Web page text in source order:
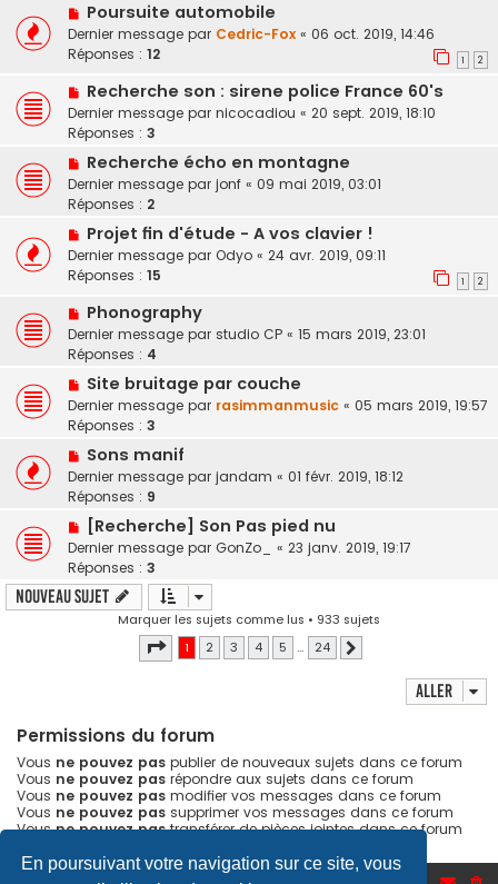
En poursuivant votre navigation sur ce site, vous
Poursuite automobile
Dernier message par Cedric-Fox « 06 oct. 2019, 14:46
Réponses : 12 1 2
Recherche son : sirene police France 60's
Dernier message par nicocadiou « 20 sept. 2019, 18:10
Réponses : 3
Recherche écho en montagne
Dernier message par jonf « 09 mai 2019, 03:01
Réponses : 2
Projet fin d'étude - A vos clavier !
Dernier message par Odyo « 24 avr. 2019, 09:11
Réponses : 15 1 2
Phonography
Dernier message par studio CP « 15 mars 2019, 23:01
Réponses : 4
Site bruitage par couche
Dernier message par rasimmanmusic « 05 mars 2019, 19:57
Réponses : 3
Sons manif
Dernier message par jandam « 01 févr. 2019, 18:12
Réponses : 9
[Recherche] Son Pas pied nu
Dernier message par GonZo_ « 23 janv. 2019, 19:17
Réponses : 3
Nouveau sujet
Marquer les sujets comme lus • 933 sujets
Page
1sur24
1 2 3 4 5 … 24
Aller
Permissions du forum
Vous ne pouvez pas publier de nouveaux sujets dans ce forum
Vous ne pouvez pas répondre aux sujets dans ce forum
Vous ne pouvez pas modifier vos messages dans ce forum
Vous ne pouvez pas supprimer vos messages dans ce forum
Vousne pouvez pastransférer de pièces jointes dans ce forum